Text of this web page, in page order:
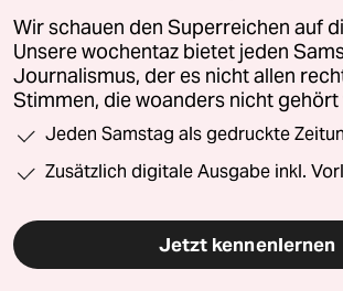
Wir schauen den Superreichen auf
Unsere wochentaz bietet jeden
Journalismus, der es nicht allen
Stimmen, die woanders nicht gehört
Jeden Samstag als gedruckte
Zusätzlich digitale Ausgabe inkl.
Jetzt kennenlernen